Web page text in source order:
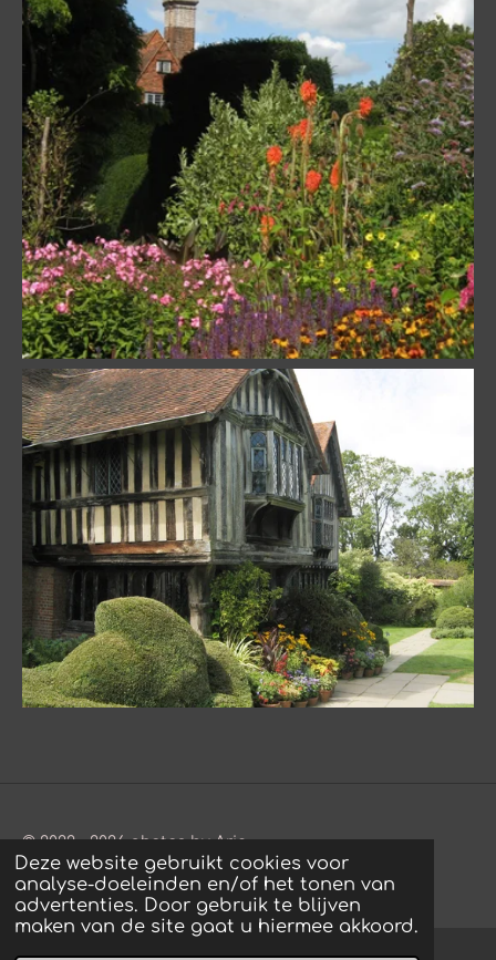
Deze website gebruikt cookies voor
analyse-doeleinden en/of het tonen van
advertenties. Door gebruik te blijven
maken van de site gaat u hiermee akkoord.
© 2022 - 2026 photos by Arie
Powered byJouwWeb